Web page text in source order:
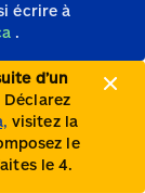
écrire à
.
d’un
Déclarez
visitez la
le
le 4.